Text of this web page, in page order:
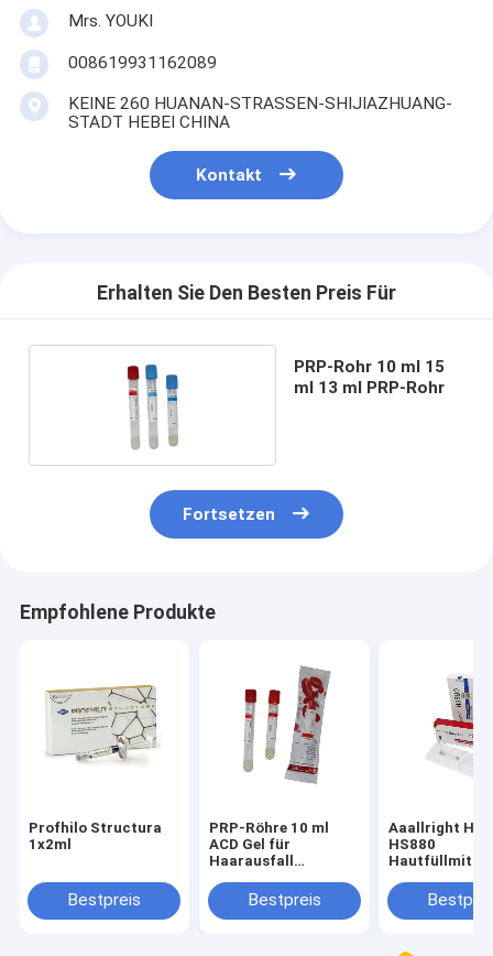
Mrs. YOUKI
008619931162089
KEINE 260 HUANAN-STRASSEN-SHIJIAZHUANG-
STADT HEBEI CHINA
Kontakt
Erhalten Sie Den Besten Preis Für
PRP-Rohr 10 ml 15
ml 13 ml PRP-Rohr
Fortsetzen
Empfohlene Produkte
Profhilo Structura
1x2ml
Bestpreis
PRP-Röhre 10 ml
ACD Gel für
Haarausfall
Plastik-Prp-
Zentrifuge
Bestpreis
Aaallright
HS880
Hautfüllmittel
Aging